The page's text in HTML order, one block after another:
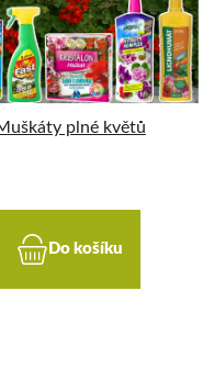
plné květů
Do košíku